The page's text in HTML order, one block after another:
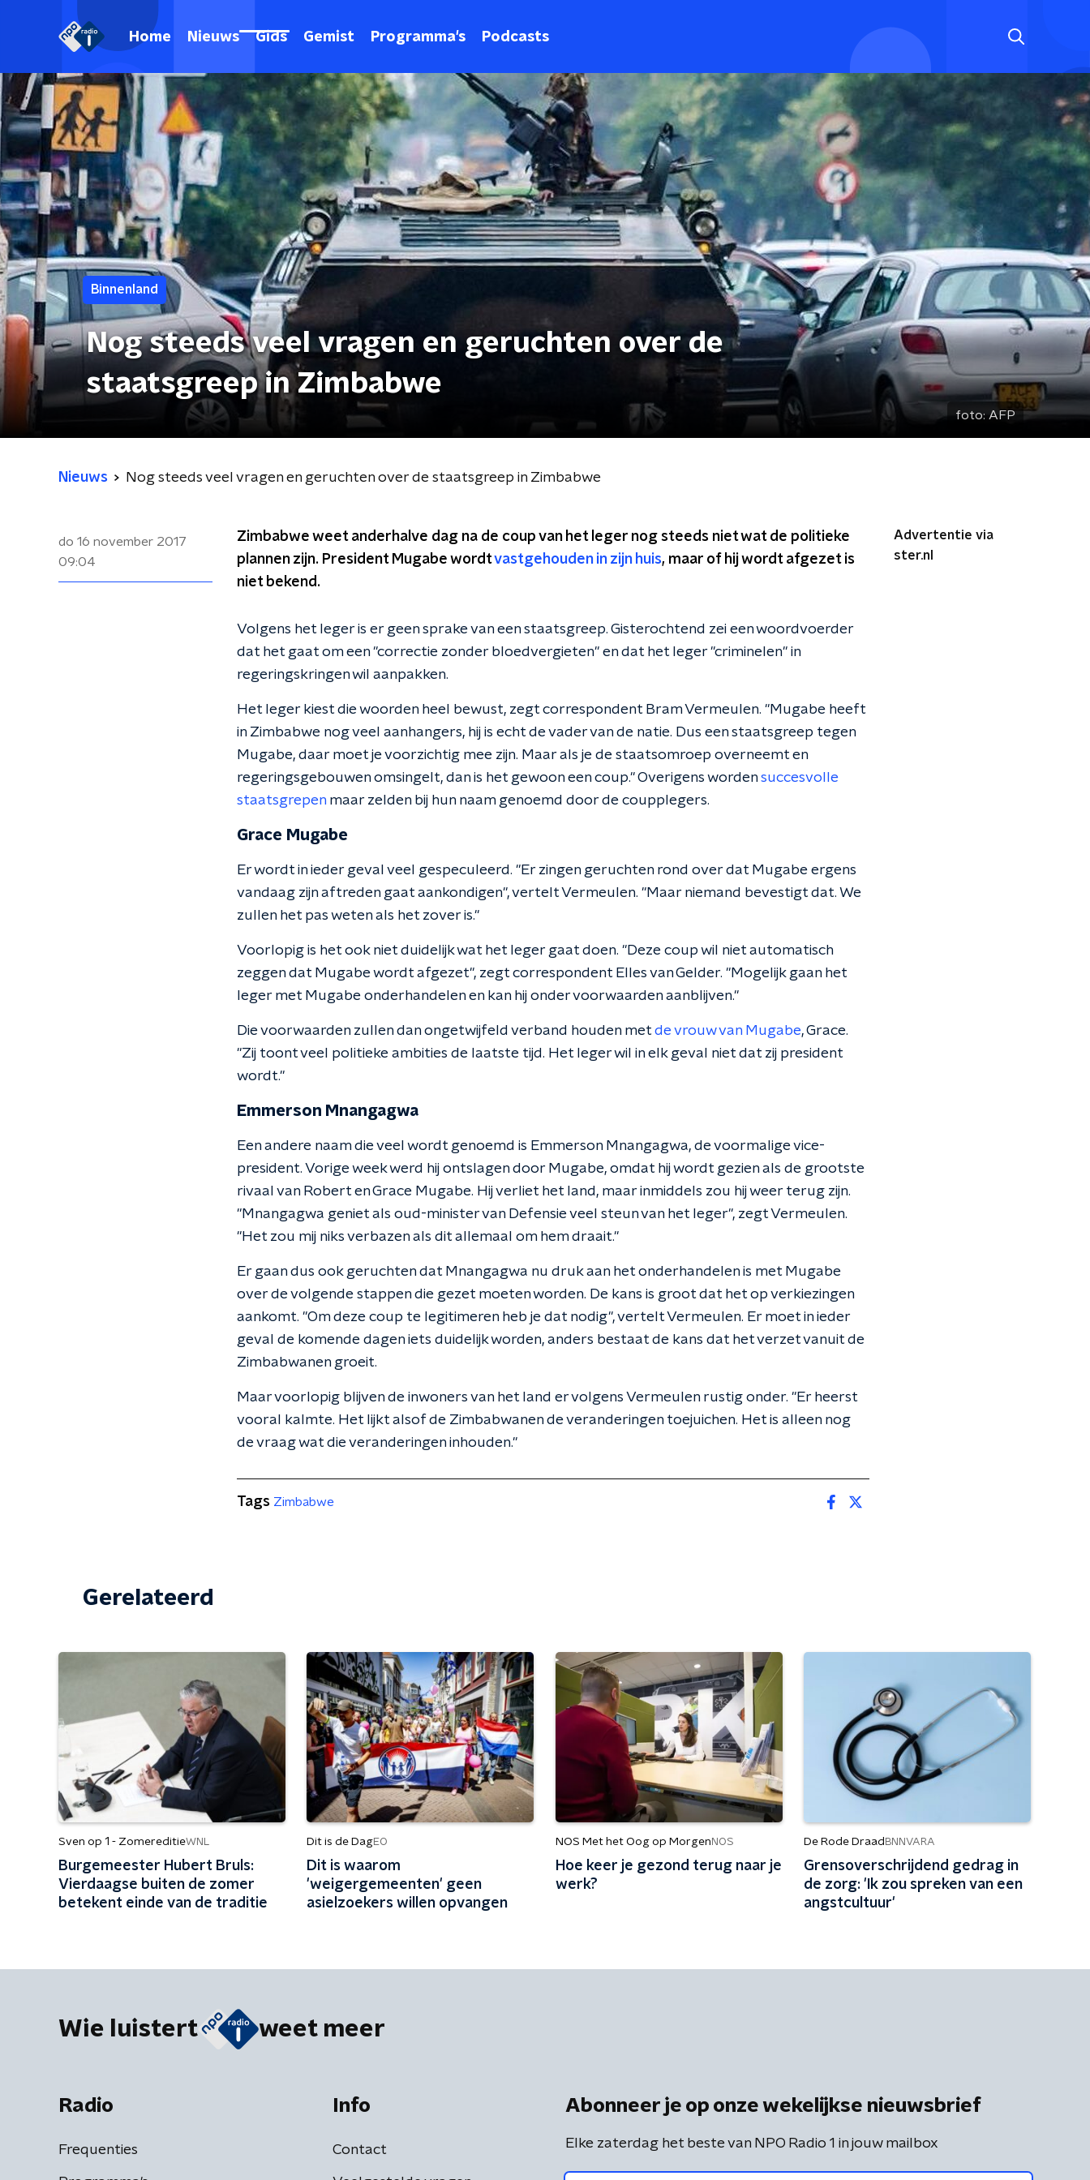
Home Nieuws Gids Gemist Programma's Podcasts
Binnenland
Nog steeds veel vragen en geruchten over de
staatsgreep in Zimbabwe
foto: AFP
Nieuws Nog steeds veel vragen en geruchten over de staatsgreep in Zimbabwe
do 16 november 2017
09:04
Zimbabwe weet anderhalve dag na de coup van het leger nog steeds niet wat de politieke
plannen zijn. President Mugabe wordtvastgehouden in zijn huis, maar of hij wordt afgezet is
niet bekend.
Volgens het leger is er geen sprake van een staatsgreep. Gisterochtend zei een woordvoerder
dat het gaat om een "correctie zonder bloedvergieten" en dat het leger "criminelen" in
regeringskringen wil aanpakken.
Het leger kiest die woorden heel bewust, zegt correspondent Bram Vermeulen. "Mugabe heeft
in Zimbabwe nog veel aanhangers, hij is echt de vader van de natie. Dus een staatsgreep tegen
Mugabe, daar moet je voorzichtig mee zijn. Maar als je de staatsomroep overneemt en
regeringsgebouwen omsingelt, dan is het gewoon een coup." Overigens wordensuccesvolle
staatsgrepen maar zelden bij hun naam genoemd door de coupplegers.
Grace Mugabe
Er wordt in ieder geval veel gespeculeerd. "Er zingen geruchten rond over dat Mugabe ergens
vandaag zijn aftreden gaat aankondigen", vertelt Vermeulen. "Maar niemand bevestigt dat. We
zullen het pas weten als het zover is."
Voorlopig is het ook niet duidelijk wat het leger gaat doen. "Deze coup wil niet automatisch
zeggen dat Mugabe wordt afgezet", zegt correspondent Elles van Gelder. "Mogelijk gaan het
leger met Mugabe onderhandelen en kan hij onder voorwaarden aanblijven."
Die voorwaarden zullen dan ongetwijfeld verband houden met de vrouw van Mugabe, Grace.
"Zij toont veel politieke ambities de laatste tijd. Het leger wil in elk geval niet dat zij president
wordt."
Emmerson Mnangagwa
Een andere naam die veel wordt genoemd is Emmerson Mnangagwa, de voormalige vice-
president. Vorige week werd hij ontslagen door Mugabe, omdat hij wordt gezien als de grootste
rivaal van Robert en Grace Mugabe. Hij verliet het land, maar inmiddels zou hij weer terug zijn.
"Mnangagwa geniet als oud-minister van Defensie veel steun van het leger", zegt Vermeulen.
"Het zou mij niks verbazen als dit allemaal om hem draait."
Er gaan dus ook geruchten dat Mnangagwa nu druk aan het onderhandelen is met Mugabe
over de volgende stappen die gezet moeten worden. De kans is groot dat het op verkiezingen
aankomt. "Om deze coup te legitimeren heb je dat nodig", vertelt Vermeulen. Er moet in ieder
geval de komende dagen iets duidelijk worden, anders bestaat de kans dat het verzet vanuit de
Zimbabwanen groeit.
Maar voorlopig blijven de inwoners van het land er volgens Vermeulen rustig onder. "Er heerst
vooral kalmte. Het lijkt alsof de Zimbabwanen de veranderingen toejuichen. Het is alleen nog
de vraag wat die veranderingen inhouden."
Advertentie via
ster.nl
Tags Zimbabwe
Gerelateerd
Sven op 1 - ZomereditieWNL
Burgemeester Hubert Bruls:
Vierdaagse buiten de zomer
betekent einde van de traditie
Dit is de DagEO
Dit is waarom
'weigergemeenten' geen
asielzoekers willen opvangen
NOS Met het Oog op Morgen NOS
Hoe keer je gezond terug naar je
werk?
De Rode Draad BNNVARA
Grensoverschrijdend gedrag in
de zorg: 'Ik zou spreken van een
angstcultuur'
Wie luistert weet meer
Radio
Frequenties
Info
Contact
Abonneer je op onze wekelijkse nieuwsbrief
Elke zaterdag het beste van NPO Radio 1 in jouw mailbox